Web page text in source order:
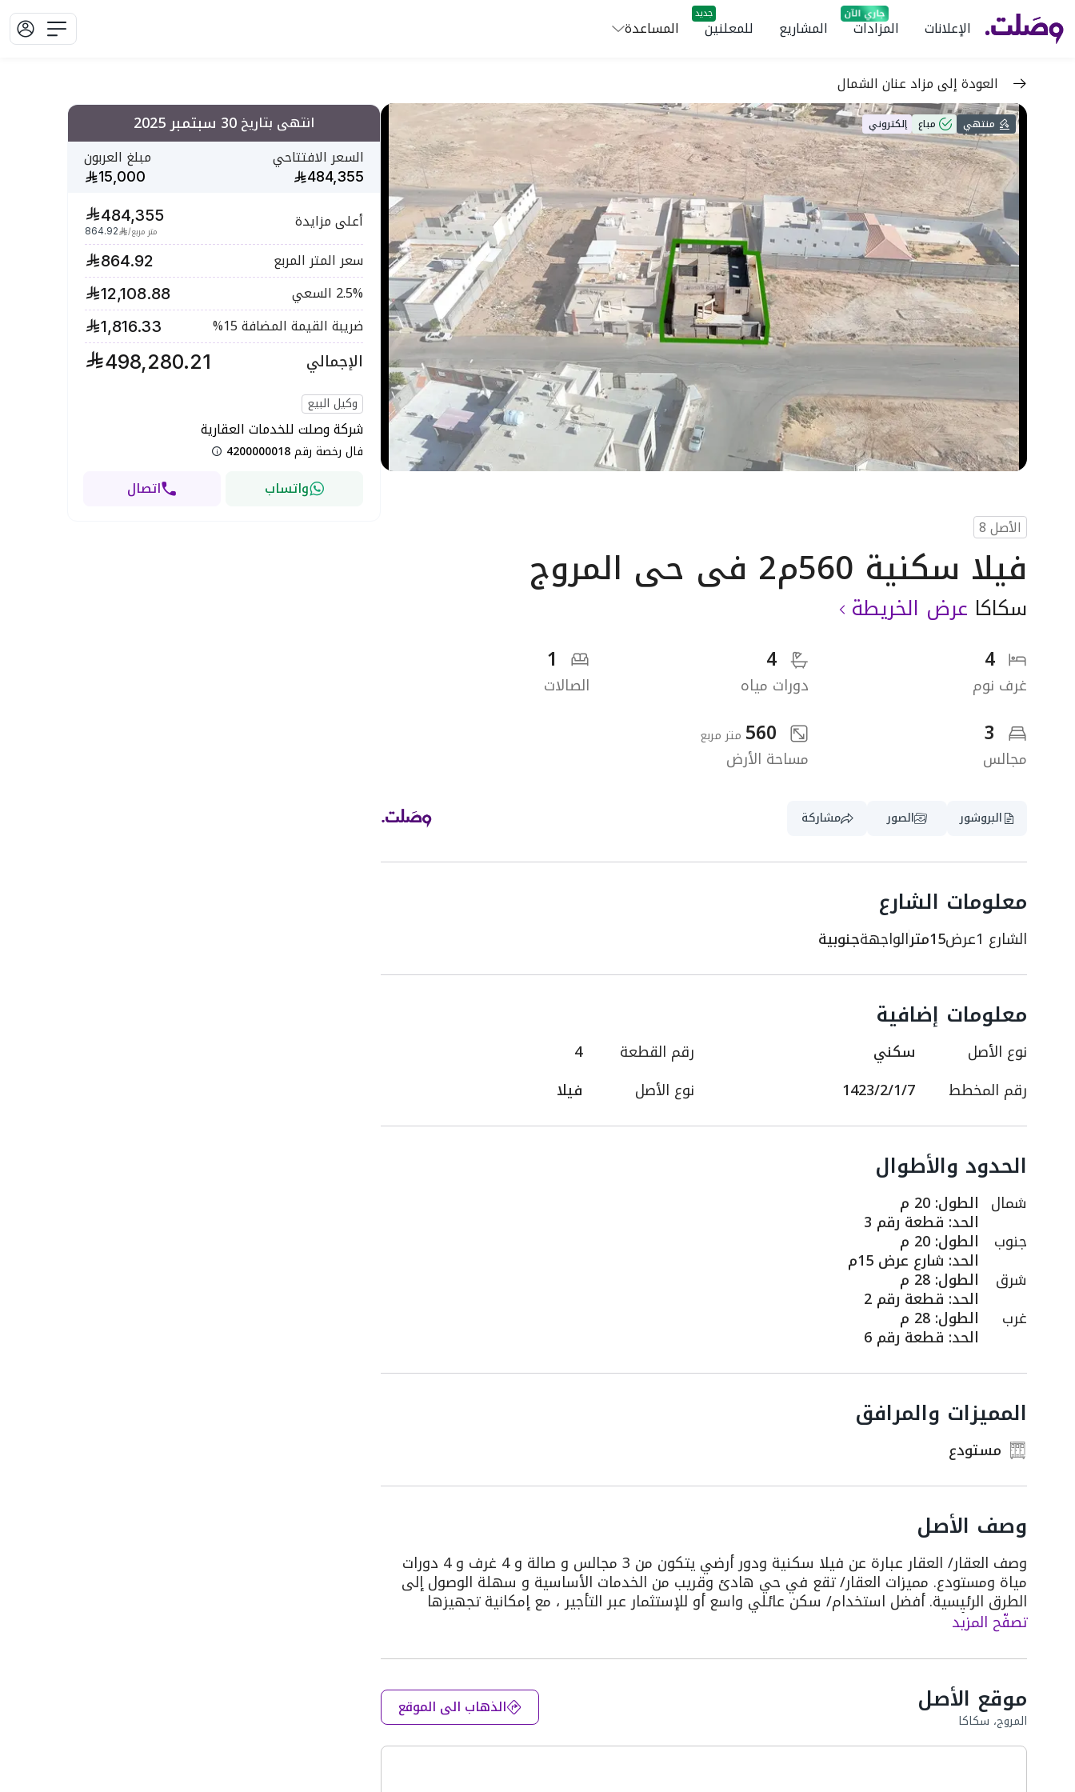
الإعلانات المزادات المشاريع للمعلنين
جديد
المساعدة
العودة إلى مزاد عنان الشمال
منتهي مباع إلكتروني
الأصل8
فيلا سكنية 560م2 في حي المروج
سكاكا عرض الخريطة
4
غرف نوم
4
دورات مياه
1
الصالات
3
مجالس
560 متر مربع
مساحة الأرض
البروشور الصور مشاركة
معلومات الشارع
الشارع 1 عرض15متر الواجهةجنوبية
معلومات إضافية
نوع الأصل سكني رقم القطعة
4
رقم المخطط
1423/2/1/7 نوع الأصل فيلا
الحدود والأطوال
شمال الطول: 20 م
الحد: قطعة رقم 3
جنوب الطول: 20 م
الحد: شارع عرض 15م
شرق الطول: 28 م
الحد: قطعة رقم 2
غرب الطول: 28 م
الحد: قطعة رقم 6
المميزات والمرافق
مستودع
وصف الأصل
وصف العقار/ العقار عبارة عن فيلا سكنية ودور أرضي يتكون من 3 مجالس و صالة و 4 غرف و 4 دورات
مياة ومستودع. مميزات العقار/ تقع في حي هادئ وقريب من الخدمات الأساسية و سهلة الوصول إلى
الطرق الرئيسية. أفضل استخدام/ سكن عائلي واسع أو للإستثمار عبر التأجير ، مع إمكانية تجهيزها
كاستراحة أو دار ضيافة بفضل مساحتها وتصميمها العملي
تصفّح المزيد
موقع الأصل
المروج، سكاكا
الذهاب الى الموقع
انتهى بتاريخ30 سبتمبر 2025
السعر الافتتاحي
484,355
مبلغ العربون
15,000
أعلى مزايدة 484,355
864.92 /متر مربع
سعر المتر المربع 864.92
2.5% السعي 12,108.88
ضريبة القيمة المضافة15
%
1,816.33
الإجمالي 498,280.21
وكيل البيع
شركة وصلت للخدمات العقارية
فال رخصة رقم4200000018
واتساب اتصال